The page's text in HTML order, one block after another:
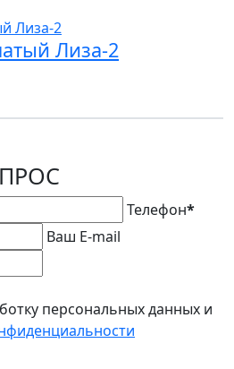
Лиза-2
Телефон*
Ваш E-mail
персональных данных и